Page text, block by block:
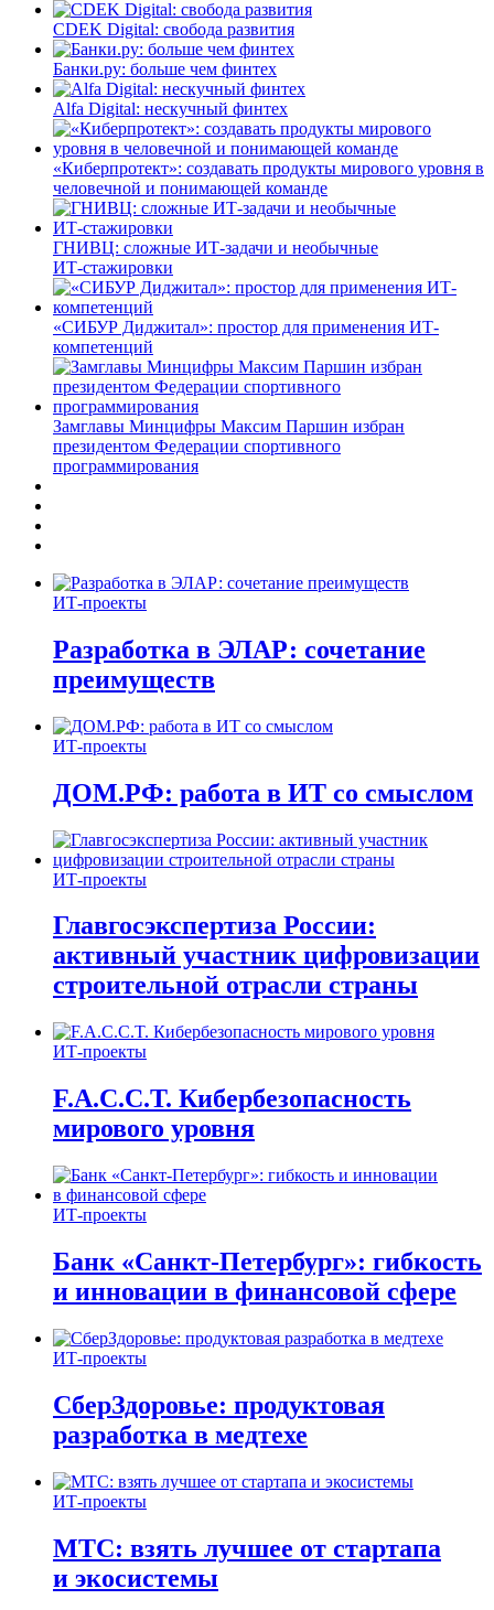
CDEK Digital: свобода развития
Банки.ру: больше чем финтех
Alfa Digital: нескучный финтех
«Киберпротект»: создавать продукты мирового уровня в
человечной и понимающей команде
ГНИВЦ: сложные ИТ‑задачи и необычные
ИТ‑стажировки
«СИБУР Диджитал»: простор для применения ИТ-
компетенций
Замглавы Минцифры Максим Паршин избран
президентом Федерации спортивного
программирования
ИТ-проекты
Разработка в ЭЛАР: сочетание
преимуществ
ИТ-проекты
ДОМ.РФ: работа в ИТ со смыслом
ИТ-проекты
Главгосэкспертиза России:
активный участник цифровизации
строительной отрасли страны
ИТ-проекты
F.A.C.C.T. Кибербезопасность
мирового уровня
ИТ-проекты
Банк «Санкт-Петербург»: гибкость
и инновации в финансовой сфере
ИТ-проекты
СберЗдоровье: продуктовая
разработка в медтехе
ИТ-проекты
МТС: взять лучшее от стартапа
и экосистемы